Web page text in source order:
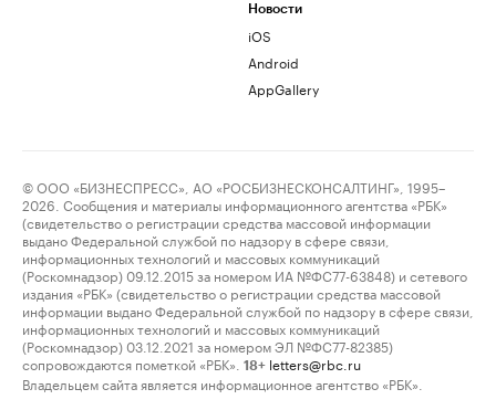
Новости
iOS
Android
AppGallery
© ООО «БИЗНЕСПРЕСС», АО «РОСБИЗНЕСКОНСАЛТИНГ», 1995–
2026. Сообщения и материалы информационного агентства «РБК»
(свидетельство о регистрации средства массовой информации
выдано Федеральной службой по надзору в сфере связи,
информационных технологий и массовых коммуникаций
(Роскомнадзор) 09.12.2015 за номером ИА №ФС77-63848) и сетевого
издания «РБК» (свидетельство о регистрации средства массовой
информации выдано Федеральной службой по надзору в сфере связи,
информационных технологий и массовых коммуникаций
(Роскомнадзор) 03.12.2021 за номером ЭЛ №ФС77-82385)
сопровождаются пометкой «РБК».
18+ letters@rbc.ru
Владельцем сайта является информационное агентство «РБК».